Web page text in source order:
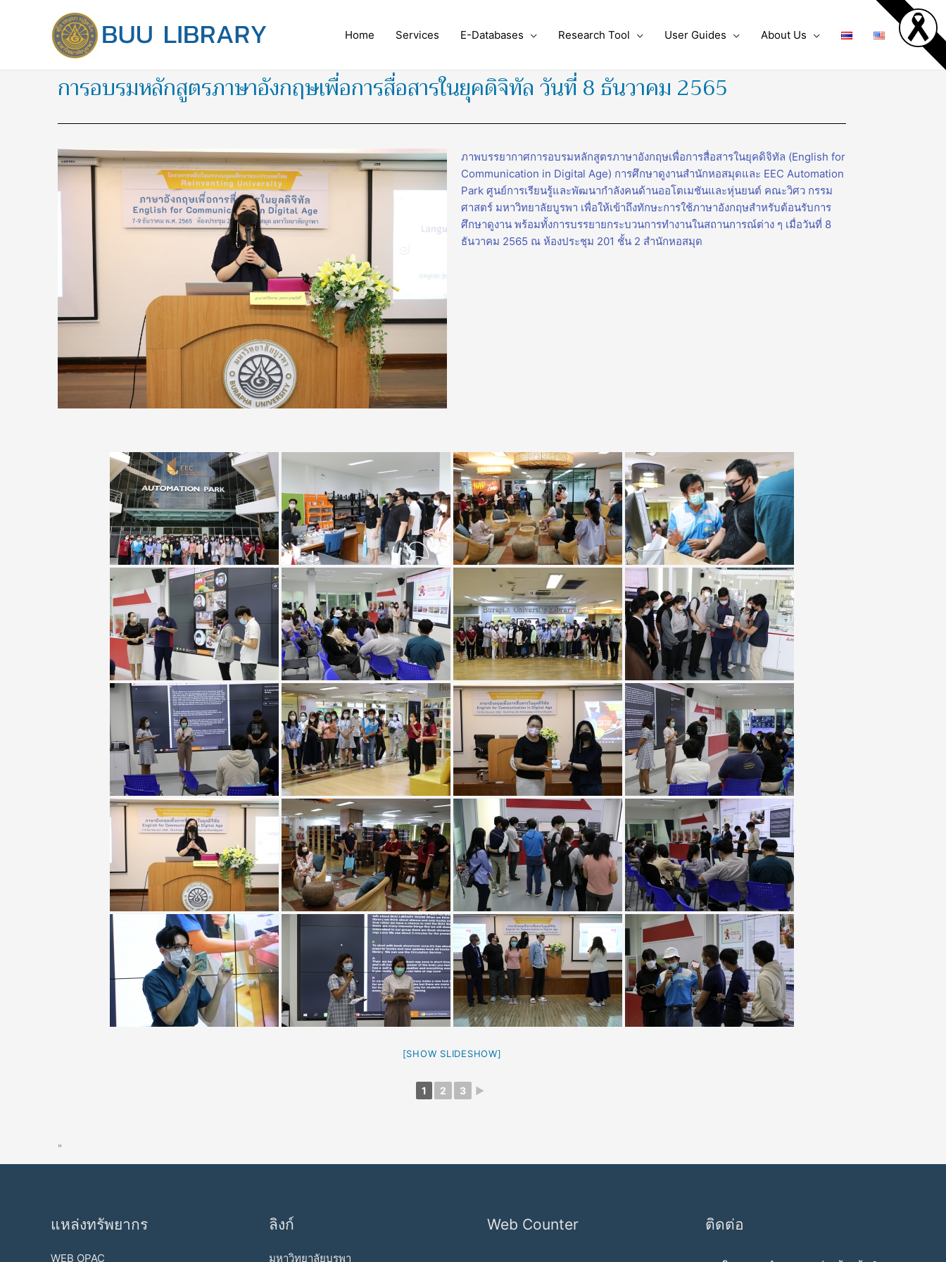
Home Services E-Databases Research Tool User Guides About Us
การอบรมหลักสูตรภาษาอังกฤษเพื่อการสื่อสารในยุคดิจิทัล วันที่ 8 ธันวาคม 2565
ภาพบรรยากาศการอบรมหลักสูตรภาษาอังกฤษเพื่อการสื่อสารในยุคดิจิทัล (English for
Communication in Digital Age) การศึกษาดูงานสำนักหอสมุดและ EEC Automation
Park ศูนย์การเรียนรู้และพัฒนากำลังคนด้านออโตเมชันและหุ่นยนต์ คณะวิศว กรรม
ศาสตร์ มหาวิทยาลัยบูรพา เพื่อให้เข้าถึงทักษะการใช้ภาษาอังกฤษสำหรับต้อนรับการ
ศึกษาดูงาน พร้อมทั้งการบรรยายกระบวนการทำงานในสถานการณ์ต่าง ๆ เมื่อวันที่ 8
ธันวาคม 2565 ณ ห้องประชุม 201 ชั้น 2 สำนักหอสมุด
[SHOW SLIDESHOW]
1 2 3 ►
"
แหล่งทรัพยากร
WEB OPAC
ลิงก์
มหาวิทยาลัยบูรพา
Web Counter ติดต่อ